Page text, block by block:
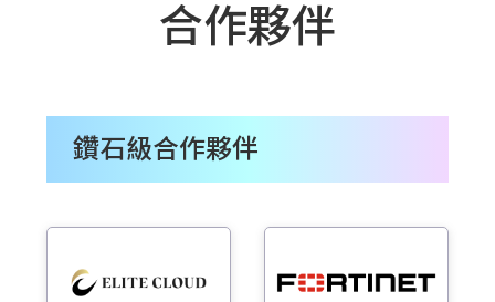
合作夥伴
鑽石級合作夥伴